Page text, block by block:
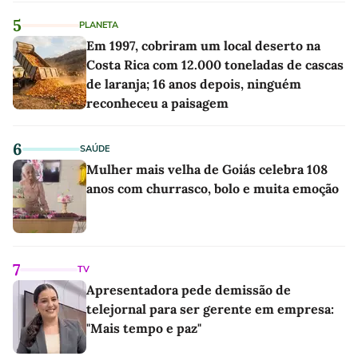
5 PLANETA
Em 1997, cobriram um local deserto na
Costa Rica com 12.000 toneladas de cascas
de laranja; 16 anos depois, ninguém
reconheceu a paisagem
6 SAÚDE
Mulher mais velha de Goiás celebra 108
anos com churrasco, bolo e muita emoção
7 TV
Apresentadora pede demissão de
telejornal para ser gerente em empresa:
"Mais tempo e paz"